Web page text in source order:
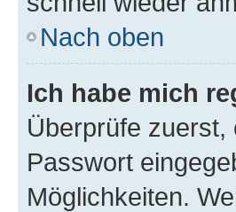
Nach oben
Ich habe mich
Überprüfe
Passwort
Möglichkeiten.